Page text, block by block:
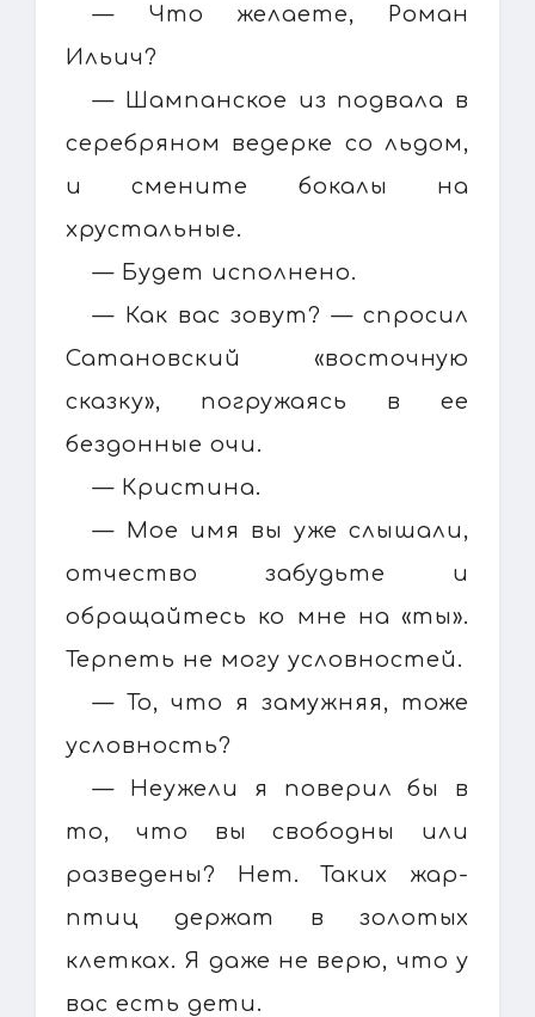
— Что желаете, Роман
Ильич?
— Шампанское из подвала в
серебряном ведерке со льдом,
и смените бокалы на
хрустальные.
— Будет исполнено.
— Как вас зовут? — спросил
Сатановский «восточную
сказку», погружаясь в ее
бездонные очи.
— Кристина.
— Мое имя вы уже слышали,
отчество забудьте и
обращайтесь ко мне на «ты».
Терпеть не могу условностей.
— То, что я замужняя, тоже
условность?
— Неужели я поверил бы в
то, что вы свободны или
разведены? Нет. Таких жар-
птиц держат в золотых
клетках. Я даже не верю, что у
вас есть дети.